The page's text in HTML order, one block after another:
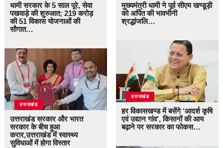
धामी सरकार के 5 साल पूरे, सेवा
पखवाड़े की शुरुआत; 219 करोड़
की 51 विकास योजनाओं की
सौगात…
उत्तराखंड
उत्तराखंड सरकार और भारत
सरकार के बीच हुआ
करार,उत्तराखंड में स्वास्थ्य
सुविधाओं में होगा विस्तार
मुख्यमंत्री धामी ने पूर्व सीएम खण्डूड़ी
को अर्पित की भावभीनी
श्रद्धांजलि…
उत्तराखंड
हर विकासखण्ड में बसेंगे ‘आदर्श कृषि
एवं उद्यान गांव’, किसानों की आय
बढ़ाने पर सरकार का फोकस…